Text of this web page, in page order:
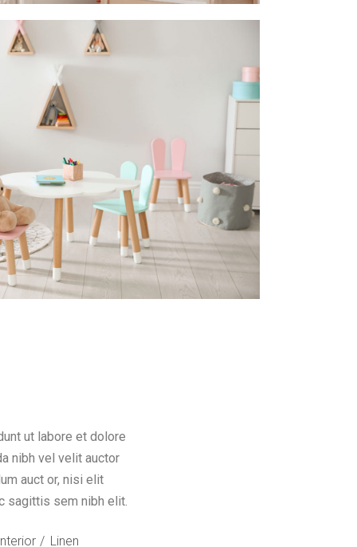
ut labore et dolore
nibh vel velit auctor
auct or, nisi elit
sagittis sem nibh elit.
Linen